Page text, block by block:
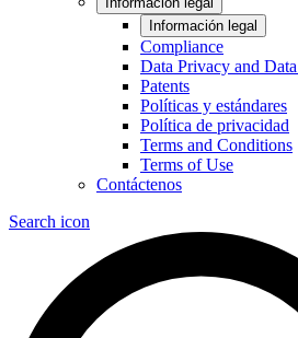
Información legal
Compliance
Data Privacy and
Patents
Políticas y estándares
Política de privacidad
Terms and Conditions
Terms of Use
Contáctenos
Search icon